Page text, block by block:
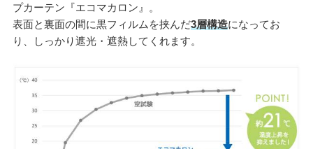
プカーテン『エコマカロン』。
表面と裏面の間に黒フィルムを挟んだ3層構造になってお
り、しっかり遮光・遮熱してくれます。